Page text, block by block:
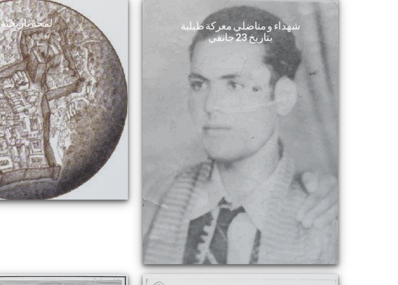
شهداء و مناضلي معركة طبلبة
بتاريخ 23 جانفي
لمحة تاريخيّة